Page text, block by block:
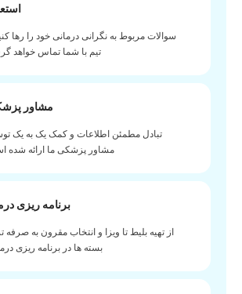
سوالات مربوط به نگرانی درمانی خود را رها
تیم با شما تماس خواهد
مشاور
تبادل مطمئن اطلاعات و کمک یک به یک
مشاور پزشکی ما ارائه شده
برنامه ریزی
از تهیه بلیط تا ویزا و انتخاب مقرون به صرفه
بسته ها در برنامه ریزی